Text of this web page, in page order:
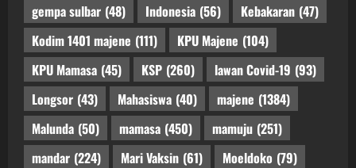
gempa sulbar (48) Indonesia (56) Kebakaran (47)
Kodim 1401 majene (111) KPU Majene (104)
KPU Mamasa (45) KSP (260) lawan Covid-19 (93)
Longsor (43) Mahasiswa (40) majene (1384)
Malunda (50) mamasa (450) mamuju (251)
mandar (224) Mari Vaksin (61) Moeldoko (79)